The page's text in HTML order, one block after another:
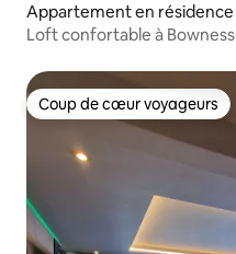
Appartement en résidence
dermere
Loft confortable à
Coup de cœur voyageurs
Coup de cœur voyageurs